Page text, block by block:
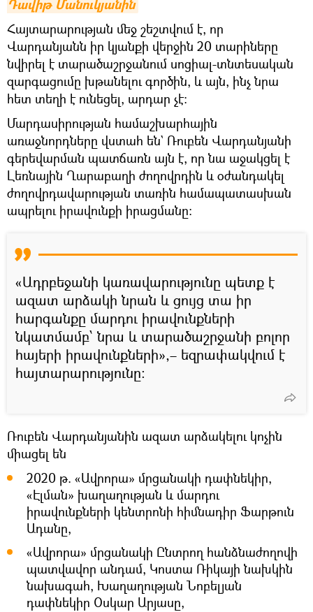
Դավիթ Մանուկյանին
Հայտարարության մեջ շեշտվում է, որ
Վարդանյանն իր կյանքի վերջին 20 տարիները
նվիրել է տարածաշրջանում սոցիալ-տնտեսական
զարգացումը խթանելու գործին, և այն, ինչ նրա
հետ տեղի է ունեցել, արդար չէ:
Մարդասիրության համաշխարհային
առաջնորդները վստահ են` Ռուբեն Վարդանյանի
գերեվարման պատճառն այն է, որ նա աջակցել է
Լեռնային Ղարաբաղի ժողովրդին և օժանդակել
ժողովրդավարության տառին համապատասխան
ապրելու իրավունքի իրացմանը:
«Ադրբեջանի կառավարությունը պետք է
ազատ արձակի նրան և ցույց տա իր
հարգանքը մարդու իրավունքների
նկատմամբ՝ նրա և տարածաշրջանի բոլոր
հայերի իրավունքների»,– եզրափակվում է
հայտարարությունը։
Ռուբեն Վարդանյանին ազատ արձակելու կոչին
միացել են
2020 թ. «Ավրորա» մրցանակի դափնեկիր,
«Էլման» խաղաղության և մարդու
իրավունքների կենտրոնի հիմնադիր Ֆարթուն
Ադանը,
«Ավրորա» մրցանակի Ընտրող հանձնաժողովի
պատվավոր անդամ, Կոստա Ռիկայի նախկին
նախագահ, Խաղաղության Նոբելյան
դափնեկիր Օսկար Արյասը,